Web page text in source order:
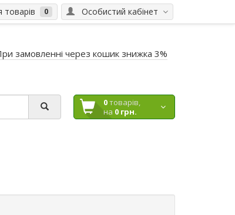
Особистий кабінет
товарів 0
замовленні через кошик знижка 3%
0товарів,
на 0 грн.